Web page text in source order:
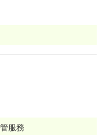
服務